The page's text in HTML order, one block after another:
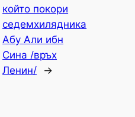
който покори
седемхилядника
Абу Али ибн
Сина /връх
Ленин/
→